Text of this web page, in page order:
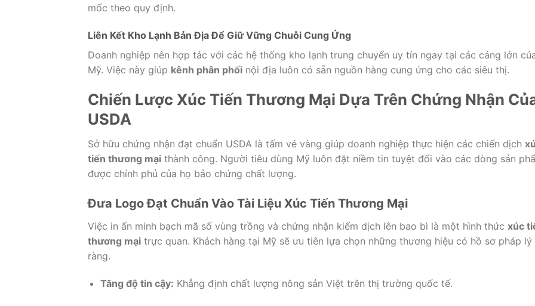
mốc theo quy định.
Liên Kết Kho Lạnh Bản Địa Để Giữ Vững Chuỗi Cung Ứng
Doanh nghiệp nên hợp tác với các hệ thống kho lạnh trung chuyển uy tín ngay tại các cảng lớn
Mỹ. Việc này giúp kênh phân phối nội địa luôn có sẵn nguồn hàng cung ứng cho các siêu thị.
Chiến Lược Xúc Tiến Thương Mại Dựa Trên Chứng Nhận
USDA
Sở hữu chứng nhận đạt chuẩn USDA là tấm vé vàng giúp doanh nghiệp thực hiện các chiến dịch
tiến thương mại thành công. Người tiêu dùng Mỹ luôn đặt niềm tin tuyệt đối vào các dòng sản
được chính phủ của họ bảo chứng chất lượng.
Đưa Logo Đạt Chuẩn Vào Tài Liệu Xúc Tiến Thương Mại
Việc in ấn minh bạch mã số vùng trồng và chứng nhận kiểm dịch lên bao bì là một hình thức xúc
thương mại trực quan. Khách hàng tại Mỹ sẽ ưu tiên lựa chọn những thương hiệu có hồ sơ pháp lý
ràng.
Tăng độ tin cậy: Khẳng định chất lượng nông sản Việt trên thị trường quốc tế.